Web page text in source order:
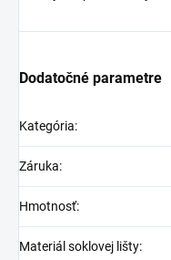
Dodatočné parametre
Kategória:
Záruka:
Hmotnosť:
Materiál soklovej lišty: